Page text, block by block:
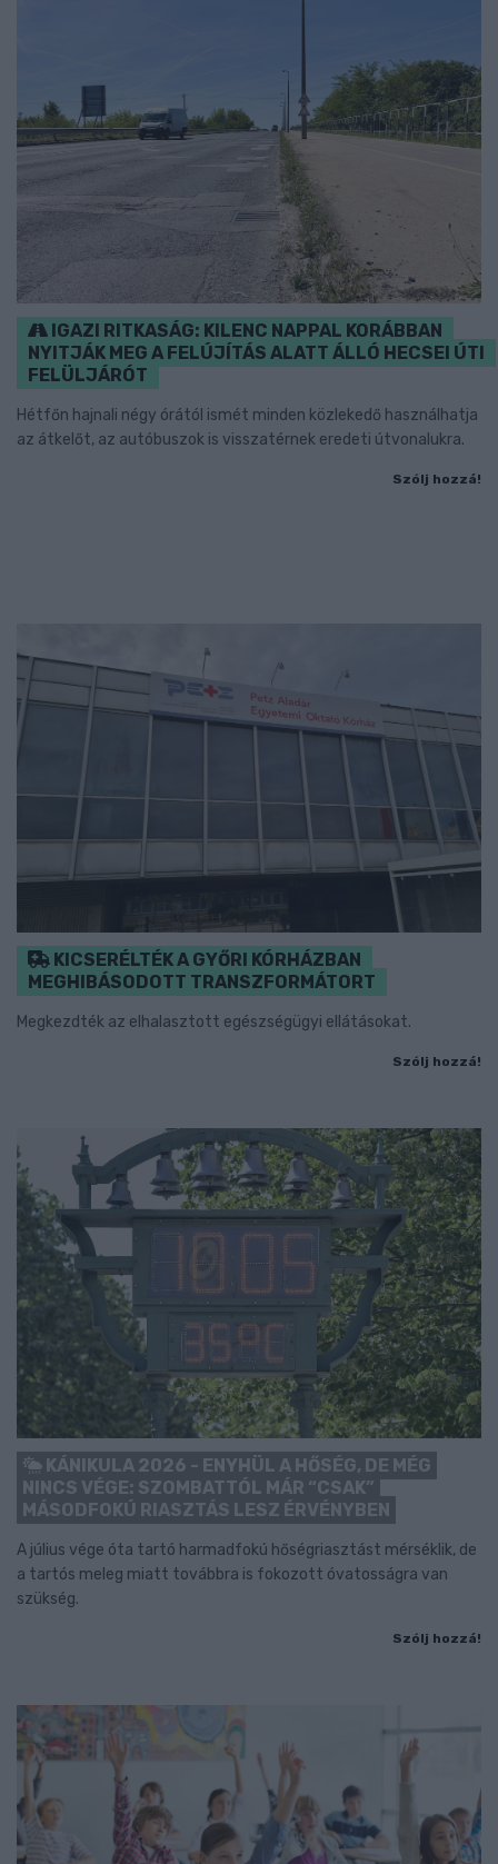
IGAZI RITKASÁG: KILENC NAPPAL KORÁBBAN
NYITJÁK MEG A FELÚJÍTÁS ALATT ÁLLÓ HECSEI ÚTI
FELÜLJÁRÓT
Hétfőn hajnali négy órától ismét minden közlekedő használhatja
az átkelőt, az autóbuszok is visszatérnek eredeti útvonalukra.
Szólj hozzá!
KICSERÉLTÉK A GYŐRI KÓRHÁZBAN
MEGHIBÁSODOTT TRANSZFORMÁTORT
Megkezdték az elhalasztott egészségügyi ellátásokat.
Szólj hozzá!
KÁNIKULA 2026 - ENYHÜL A HŐSÉG, DE MÉG
NINCS VÉGE: SZOMBATTÓL MÁR “CSAK”
MÁSODFOKÚ RIASZTÁS LESZ ÉRVÉNYBEN
A július vége óta tartó harmadfokú hőségriasztást mérséklik, de
a tartós meleg miatt továbbra is fokozott óvatosságra van
szükség.
Szólj hozzá!